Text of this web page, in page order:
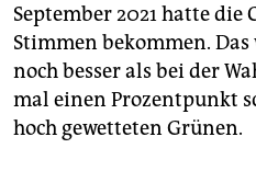
September 2021 hatte die
Stimmen bekommen.
noch besser als bei der
mal einen Prozentpunkt
hoch gewetteten Grünen.